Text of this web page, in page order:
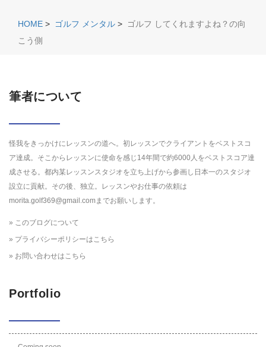
HOME > ゴルフ メンタル >
ゴルフ してくれますよね？の向
こう側
筆者について
怪我をきっかけにレッスンの道へ。初レッスンでクライアントをベストスコ
ア達成。そこからレッスンに使命を感じ14年間で約6000人をベストスコア達
成させる。都内某レッスンスタジオを立ち上げから参画し日本一のスタジオ
設立に貢献。その後、独立。レッスンやお仕事の依頼は
morita.golf369@gmail.comまでお願いします。
» このブログについて
» プライバシーポリシーはこちら
» お問い合わせはこちら
Portfolio